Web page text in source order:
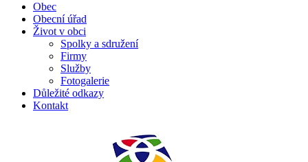
Obec
Obecní úřad
Život v obci
Spolky a sdružení
Firmy
Služby
Fotogalerie
Důležité odkazy
Kontakt